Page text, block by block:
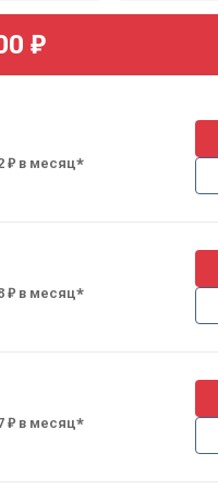
₽
₽ в месяц*
₽ в месяц*
₽ в месяц*